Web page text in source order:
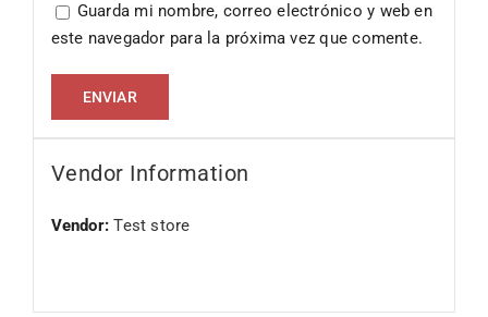
Guarda mi nombre, correo electrónico y web en
este navegador para la próxima vez que comente.
Vendor Information
Vendor:Test store